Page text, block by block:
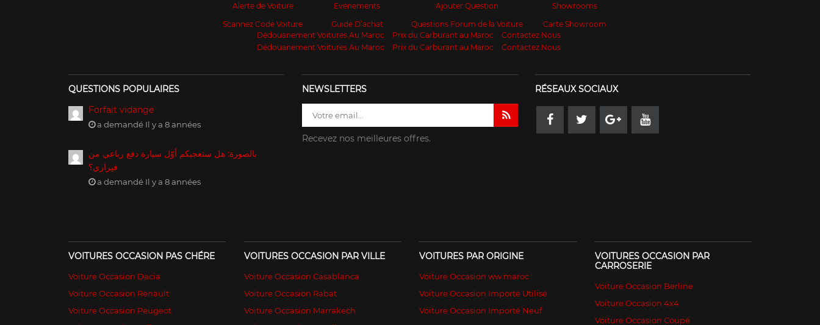
Alerte de Voiture
Scannez Code Voiture
Evénements
Guide D’achat
Ajouter Question
Questions Forum de la Voiture
Showrooms
Carte Showroom
Dédouanement Voitures Au Maroc
Prix du Carburant au Maroc
Contactez Nous
Dédouanement Voitures Au Maroc
Prix du Carburant au Maroc Contactez Nous
QUESTIONS POPULAIRES
Forfait vidange
a demandé Il y a 8 années
بالصورة: هل ستعجبكم أوّل سيارة دفع رباعي من
فيراري؟
a demandé Il y a 8 années
NEWSLETTERS
Recevez nos meilleures offres.
RÉSEAUX SOCIAUX
VOITURES OCCASION PAS CHÉRE
Voiture Occasion Dacia
Voiture Occasion Renault
Voiture Occasion Peugeot
VOITURES OCCASION PAR VILLE
Voiture Occasion Casablanca
Voiture Occasion Rabat
Voiture Occasion Marrakech
VOITURES PAR ORIGINE
Voiture Occasion ww maroc
Voiture Occasion Importé Utilisé
Voiture Occasion Importé Neuf
VOITURES OCCASION PAR
CARROSERIE
Voiture Occasion Berline
Voiture Occasion 4x4
Voiture Occasion Coupé